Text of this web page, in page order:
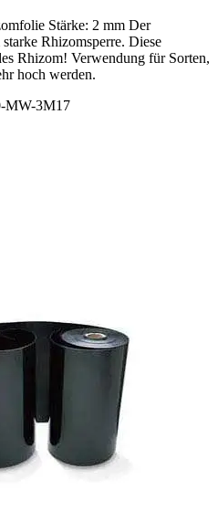
Stärke: 2 mm Der
Rhizomsperre. Diese
Rhizom! Verwendung für Sorten,
hoch werden.
MW-3M17